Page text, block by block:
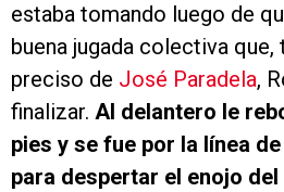
estaba tomando luego de
buena jugada colectiva que,
preciso de José Paradela,
finalizar. Al delantero le
pies y se fue por la línea
para despertar el enojo del